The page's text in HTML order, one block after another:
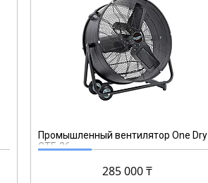
Промышленный вентилятор One Dry
CTF-36
285 000 ₸
PDF 36